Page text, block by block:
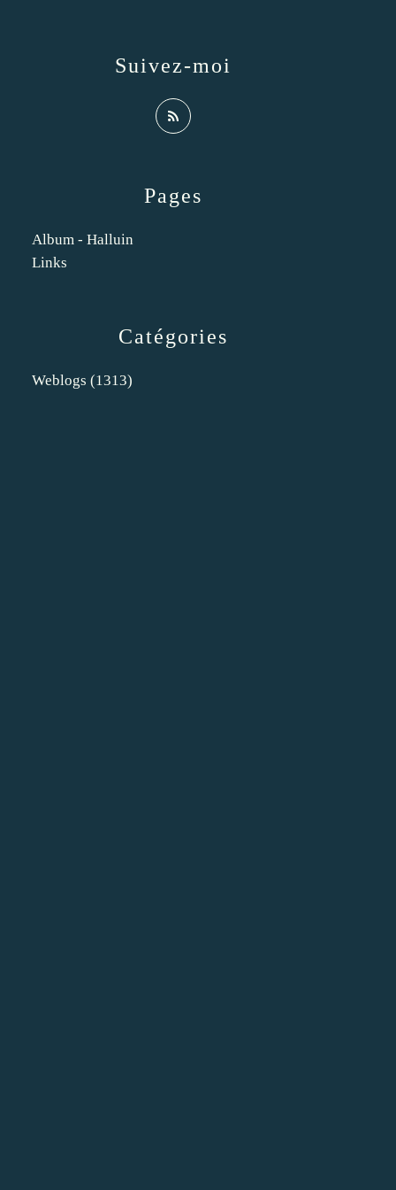
Catégories
Weblogs (1313)
Pages
Album - Halluin
Links
Suivez-moi